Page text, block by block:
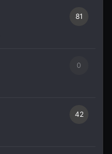
81
0
42